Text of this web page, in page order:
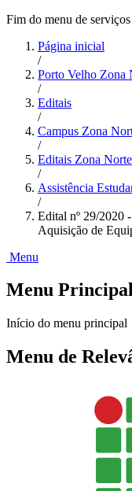
Fim do menu de serviços
Página inicial
/
Porto Velho Zona
/
Editais
/
Campus Zona
/
Editais Zona Norte
/
Assistência
/
Edital nº 29/2020
Aquisição de
Menu
Menu
Início do menu principal
Menu de